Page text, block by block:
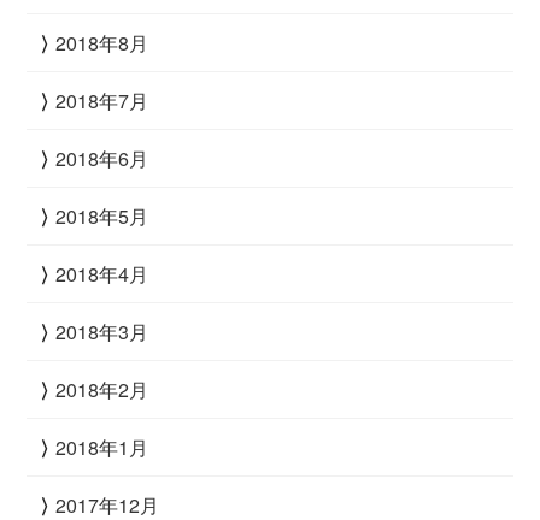
2018年8月
2018年7月
2018年6月
2018年5月
2018年4月
2018年3月
2018年2月
2018年1月
2017年12月